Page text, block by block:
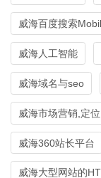
威海百度搜索
威海人工智能
威海域名与seo
威海市场营销,定位
威海360站长平台
威海大型网站的